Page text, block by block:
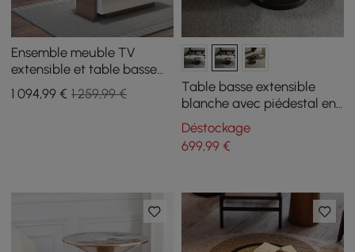
Ensemble meuble TV
extensible et table basse
Crator
1 094,99 € 1 259,99 €
Table basse extensible
blanche avec piédestal en
métal en forme d'anneau
Déstockage
699,99€